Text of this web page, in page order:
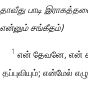
தாவீது பாடி
என்னும் சங்கீதம்)
1 என் தேவனே, என்
தப்புவியும்; என்மேல்